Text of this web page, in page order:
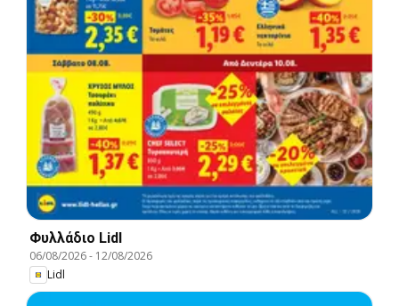
Φυλλάδιο Lidl
06/08/2026- 12/08/2026
Lidl